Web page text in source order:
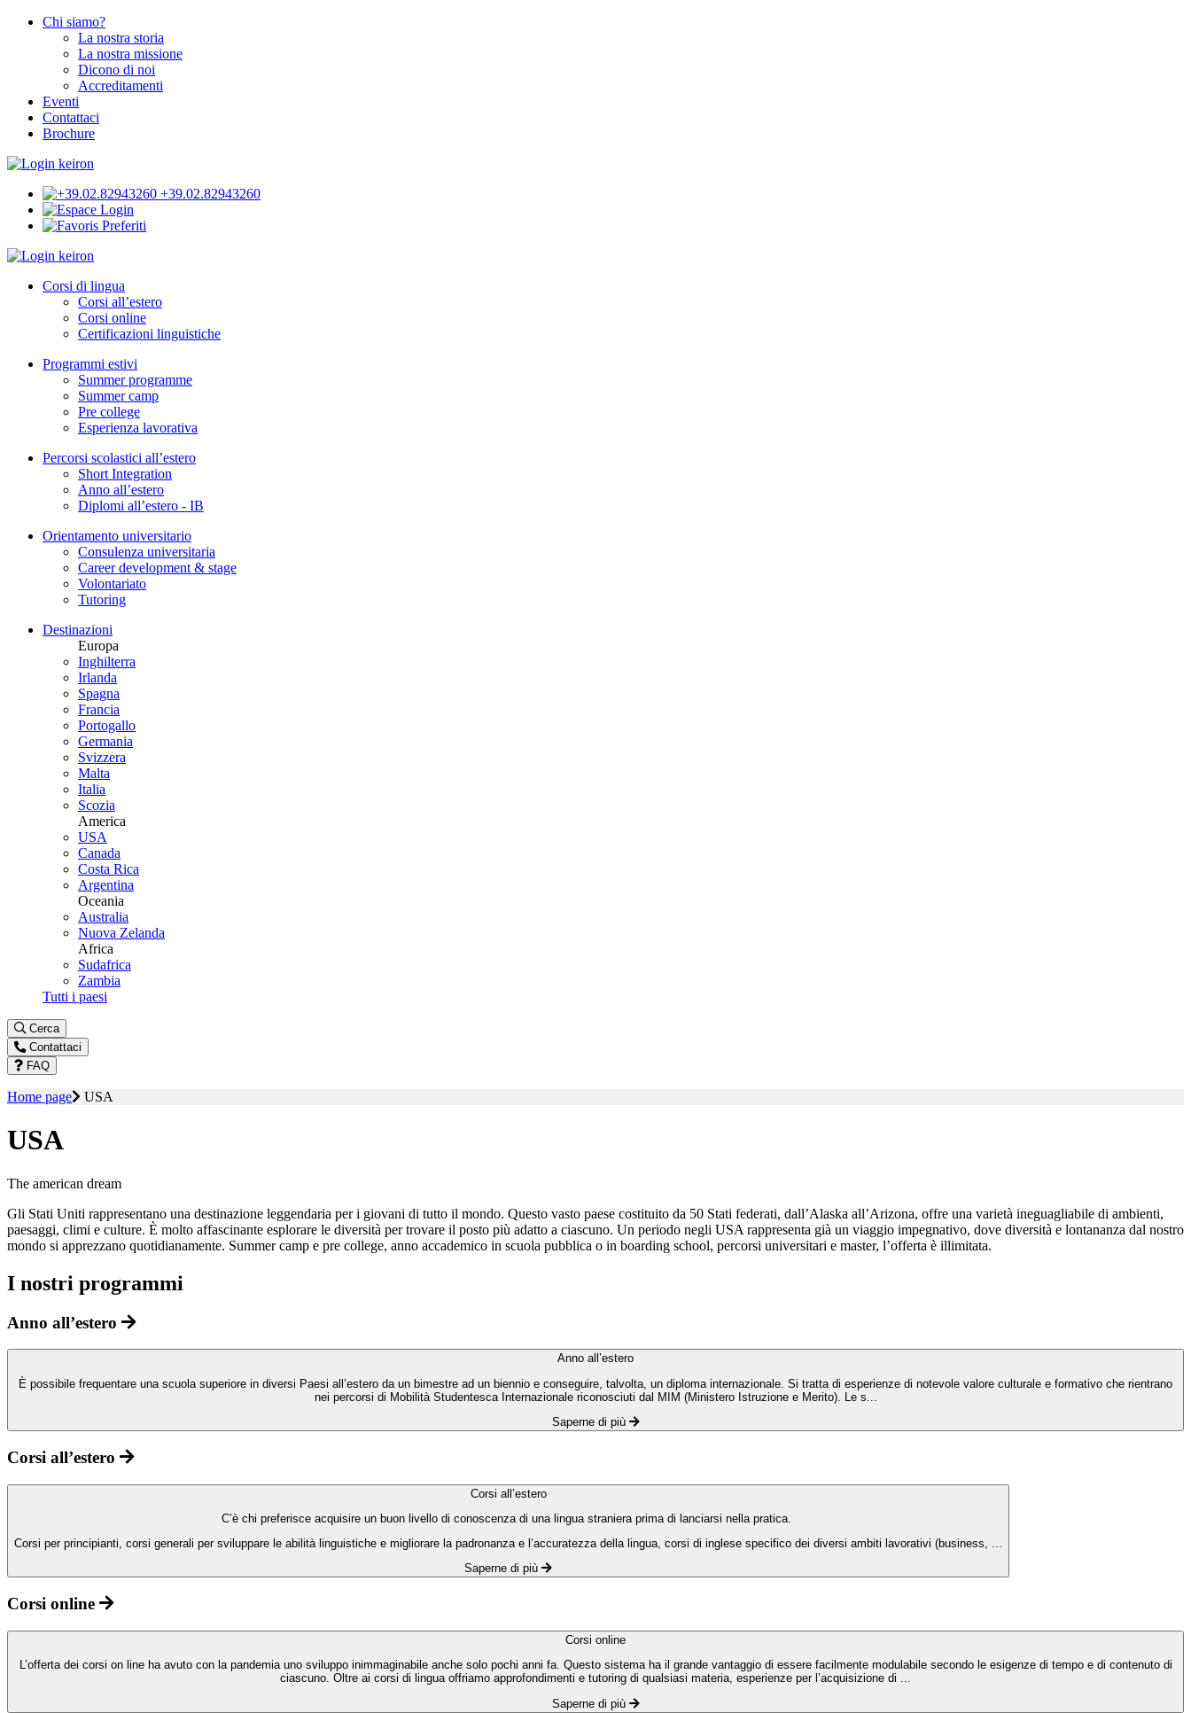
Chi siamo?
La nostra storia
La nostra missione
Dicono di noi
Accreditamenti
Eventi
Contattaci
Brochure
+39.02.82943260
Login
Preferiti
Corsi di lingua
Corsi all’estero
Corsi online
Certificazioni linguistiche
Programmi estivi
Summer programme
Summer camp
Pre college
Esperienza lavorativa
Percorsi scolastici all’estero
Short Integration
Anno all’estero
Diplomi all’estero - IB
Orientamento universitario
Consulenza universitaria
Career development & stage
Volontariato
Tutoring
Destinazioni
Europa
Inghilterra
Irlanda
Spagna
Francia
Portogallo
Germania
Svizzera
Malta
Italia
Scozia
America
USA
Canada
Costa Rica
Argentina
Oceania
Australia
Nuova Zelanda
Africa
Sudafrica
Zambia
Tutti i paesi
Cerca
Contattaci
FAQ
Home page USA
USA
The american dream
Gli Stati Uniti rappresentano una destinazione leggendaria per i giovani di tutto il mondo. Questo vasto paese costituito da 50 Stati federati, dall’Alaska all’Arizona, offre una varietà ineguagliabile di ambienti,
paesaggi, climi e culture. È molto affascinante esplorare le diversità per trovare il posto più adatto a ciascuno. Un periodo negli USA rappresenta già un viaggio impegnativo, dove diversità e lontananza dal nostro
mondo si apprezzano quotidianamente. Summer camp e pre college, anno accademico in scuola pubblica o in boarding school, percorsi universitari e master, l’offerta è illimitata.
I nostri programmi
Anno all’estero
Anno all’estero
È possibile frequentare una scuola superiore in diversi Paesi all’estero da un bimestre ad un biennio e conseguire, talvolta, un diploma internazionale. Si tratta di esperienze di notevole valore culturale e formativo che rientrano
nei percorsi di Mobilità Studentesca Internazionale riconosciuti dal MIM (Ministero Istruzione e Merito). Le s...
Saperne di più
Corsi all’estero
Corsi all’estero
C’è chi preferisce acquisire un buon livello di conoscenza di una lingua straniera prima di lanciarsi nella pratica.
Corsi per principianti, corsi generali per sviluppare le abilità linguistiche e migliorare la padronanza e l’accuratezza della lingua, corsi di inglese specifico dei diversi ambiti lavorativi (business, ...
Saperne di più
Corsi online
Corsi online
L’offerta dei corsi on line ha avuto con la pandemia uno sviluppo inimmaginabile anche solo pochi anni fa. Questo sistema ha il grande vantaggio di essere facilmente modulabile secondo le esigenze di tempo e di contenuto di
ciascuno. Oltre ai corsi di lingua offriamo approfondimenti e tutoring di qualsiasi materia, esperienze per l’acquisizione di ...
Saperne di più